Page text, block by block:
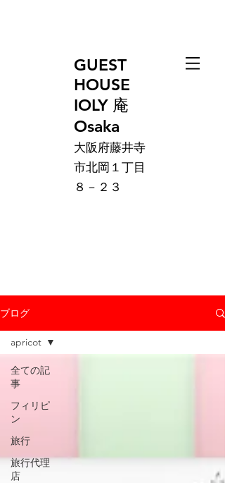
GUEST
HOUSE
IOLY 庵
Osaka
大阪府藤井寺
市北岡１丁目
８－２３
ブログ
全ての記
事
フィリピ
ン
旅行
旅行代理
店
apricot